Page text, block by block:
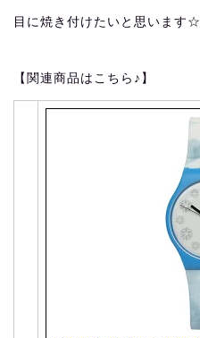
目に焼き付けたいと思います☆
【関連商品はこちら♪】